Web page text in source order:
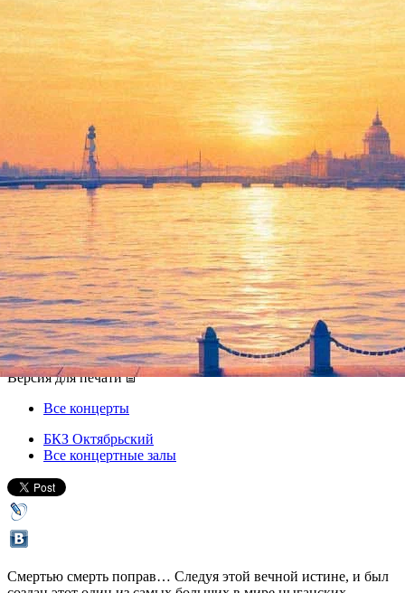
Будапештский цыганский
симфонический оркестр «100
скрипок»
19 февраля 2012, воскресенье,19.00
Версия для печати
Все концерты
БКЗ Октябрьский
Все концертные залы
Смертью смерть поправ… Следуя этой вечной истине, и был